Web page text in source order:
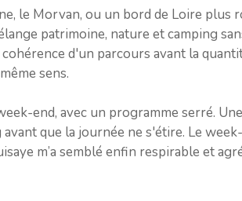
le Morvan, ou un bord de Loire plus
patrimoine, nature et camping
d'un parcours avant la
sens.
end, avec un programme serré.
que la journée ne s'étire. Le
m’a semblé enfin respirable et